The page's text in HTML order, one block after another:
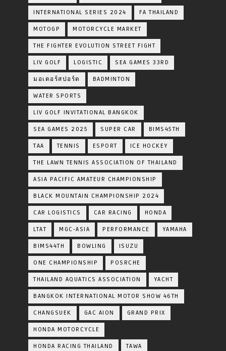
INTERNATIONAL SERIES 2024 FA THAILAND
MOTOGP MOTORCYCLE MARKET
THE FIGHTER EVOLUTION STREET FIGHT
LIV GOLF LOGISTIC SEA GAMES 33RD
มอเตอร์สปอร์ต BADMINTON
WATER SPORTS
LIV GOLF INVITATIONAL BANGKOK
SEA GAMES 2025 SUPER CAR BIMS45TH
TAA TENNIS ESPORT ICE HOCKEY
THE LAWN TENNIS ASSOCIATION OF THAILAND
ASIA PACIFIC AMATEUR CHAMPIONSHIP
BLACK MOUNTAIN CHAMPIONSHIP 2024
CAR LOGISTICS CAR RACING HONDA
LTAT MGC-ASIA PERFORMANCE YAMAHA
BIMS44TH BOWLING ISUZU
ONE CHAMPIONSHIP POSRCHE
THAILAND AQUATICS ASSOCIATION YACHT
BANGKOK INTERNATIONAL MOTOR SHOW 46TH
CHANGSUEK GAC AION GRAND PRIX
HONDA MOTORCYCLE
HONDA RACING THAILAND TAWA